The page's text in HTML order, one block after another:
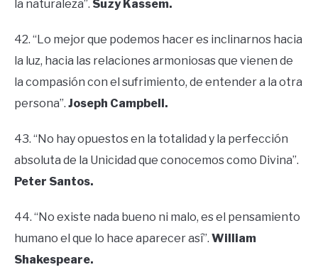
la naturaleza”. Suzy Kassem.
42. “Lo mejor que podemos hacer es inclinarnos hacia
la luz, hacia las relaciones armoniosas que vienen de
la compasión con el sufrimiento, de entender a la otra
persona”. Joseph Campbell.
43. “No hay opuestos en la totalidad y la perfección
absoluta de la Unicidad que conocemos como Divina”.
Peter Santos.
44. “No existe nada bueno ni malo, es el pensamiento
humano el que lo hace aparecer así”. William
Shakespeare.